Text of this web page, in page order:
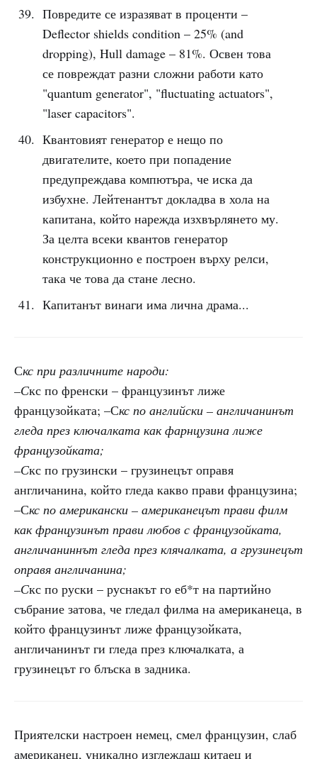
Повредите се изразяват в проценти –
Deflector shields condition – 25% (and
dropping), Hull damage – 81%. Освен това
се повреждат разни сложни работи като
"quantum generator", "fluctuating actuators",
"laser capacitors".
Квантовият генератор е нещо по
двигателите, което при попадение
предупреждава компютъра, че иска да
избухне. Лейтенантът докладва в хола на
капитана, който нарежда изхвърлянето му.
За целта всеки квантов генератор
конструкционно е построен върху релси,
така че това да стане лесно.
Капитанът винаги има лична драма...
Скс при различните народи:
–Скс по френски – французинът лиже
французойката; –Скс по английски – англичанинът
гледа през ключалката как фарнцузина лиже
французойката;
–Скс по грузински – грузинецът оправя
англичанина, който гледа какво прави французина;
–Скс по американски – американецът прави филм
как французинът прави любов с французойката,
англичаниннът гледа през клячалката, а грузинецът
оправя англичанина;
–Скс по руски – руснакът го еб*т на партийно
събрание затова, че гледал филма на американеца, в
който французинът лиже французойката,
англичанинът ги гледа през ключалката, а
грузинецът го блъска в задника.
Приятелски настроен немец, смел французин, слаб
американец, уникално изглеждащ китаец и